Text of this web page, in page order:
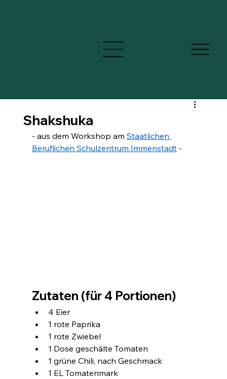
Shakshuka
- aus dem Workshop am Staatlichen
Beruflichen Schulzentrum Immenstadt -
Zutaten (für 4 Portionen)
4 Eier
1 rote Paprika
1 rote Zwiebel
1 Dose geschälte Tomaten
1 grüne Chili, nach Geschmack
1 EL Tomatenmark